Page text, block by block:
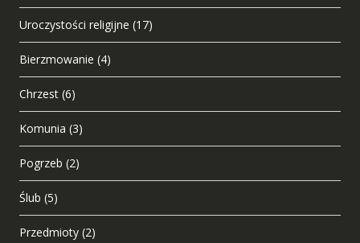
Uroczystości religijne (17)
Bierzmowanie (4)
Chrzest (6)
Komunia (3)
Pogrzeb (2)
Ślub (5)
Przedmioty (2)